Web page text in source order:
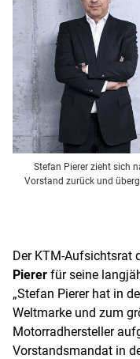
Stefan Pierer zieht sich
Vorstand zurück und
Der KTM-Aufsichtsrat
Pierer für seine
„Stefan Pierer hat in
Weltmarke und zum
Motorradhersteller
Vorstandsmandat in